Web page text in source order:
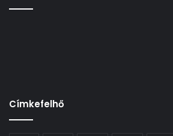
Címkefelhő